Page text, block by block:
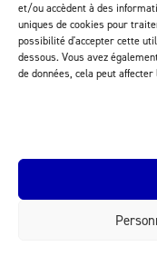
et/ou accèdent à des
uniques de cookies pour
possibilité d'accepter cette
dessous. Vous avez
de données, cela peut